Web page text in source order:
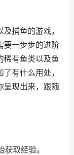
捕鱼的游戏，
要一步步的进阶
稀有鱼类以及鱼
有什么用处，
呈现出来，跟随
取经验。